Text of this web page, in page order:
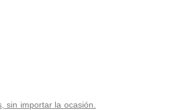
sin importar la ocasión.